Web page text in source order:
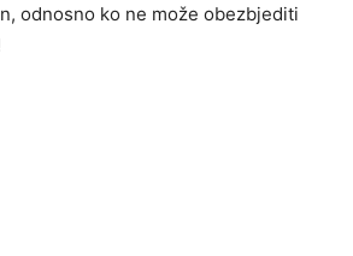
odnosno ko ne može obezbjediti